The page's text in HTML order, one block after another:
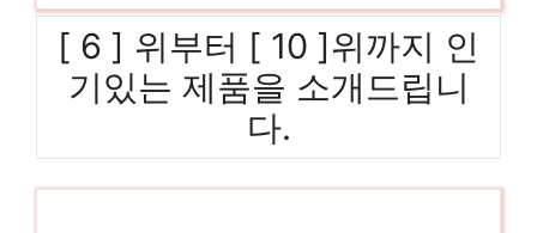
[ 6 ] 위부터 [ 10 ]위까지 인
기있는 제품을 소개드립니
다.